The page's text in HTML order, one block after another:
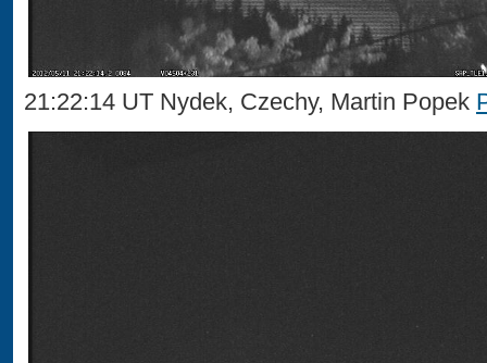
21:22:14 UT Nydek, Czechy, Martin Popek